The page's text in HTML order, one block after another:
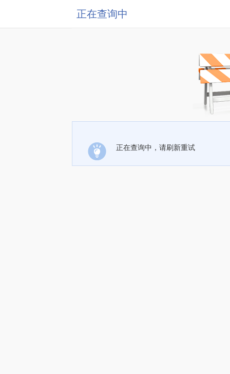
正在查询中
正在查询中，请刷新重试